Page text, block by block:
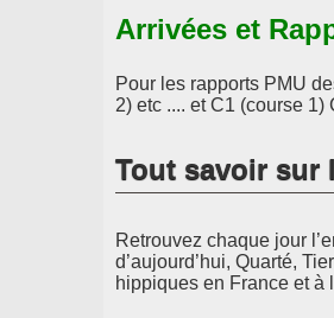
Arrivées et
Pour les rapports PMU
2) etc .... et C1 (course 1)
Tout savoir sur
Retrouvez chaque jour
d’aujourd’hui, Quarté,
hippiques en France et à